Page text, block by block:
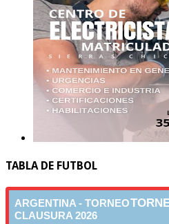
TABLA DE FUTBOL